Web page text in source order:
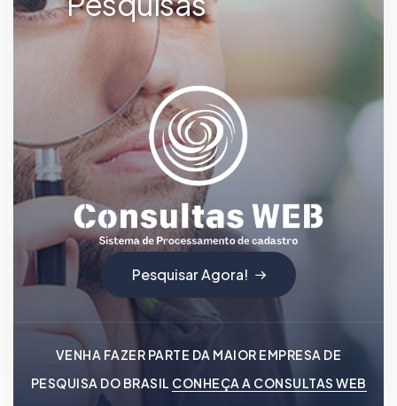
Pesquisar Agora!
VENHA FAZER PARTE DA MAIOR EMPRESA DE
PESQUISA DO BRASIL CONHEÇA A CONSULTAS WEB